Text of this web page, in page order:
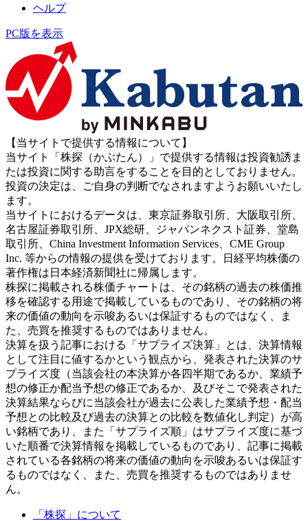
ヘルプ
PC版を表示
【当サイトで提供する情報について】
当サイト「株探（かぶたん）」で提供する情報は投資勧誘ま
たは投資に関する助言をすることを目的としておりません。
投資の決定は、ご自身の判断でなされますようお願いいたし
ます。
当サイトにおけるデータは、東京証券取引所、大阪取引所、
名古屋証券取引所、JPX総研、ジャパンネクスト証券、堂島
取引所、China Investment Information Services、CME Group
Inc. 等からの情報の提供を受けております。日経平均株価の
著作権は日本経済新聞社に帰属します。
株探に掲載される株価チャートは、その銘柄の過去の株価推
移を確認する用途で掲載しているものであり、その銘柄の将
来の価値の動向を示唆あるいは保証するものではなく、ま
た、売買を推奨するものではありません。
決算を扱う記事における「サプライズ決算」とは、決算情報
として注目に値するかという観点から、発表された決算のサ
プライズ度（当該会社の本決算か各四半期であるか、業績予
想の修正か配当予想の修正であるか、及びそこで発表された
決算結果ならびに当該会社が過去に公表した業績予想・配当
予想との比較及び過去の決算との比較を数値化し判定）が高
い銘柄であり、また「サプライズ順」はサプライズ度に基づ
いた順番で決算情報を掲載しているものであり、記事に掲載
されている各銘柄の将来の価値の動向を示唆あるいは保証す
るものではなく、また、売買を推奨するものではありませ
ん。
「株探」について